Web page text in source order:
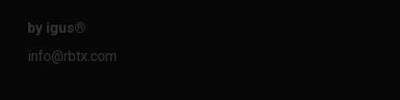
by igus®
info@rbtx.com